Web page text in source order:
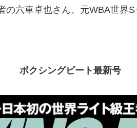
六車卓也さん、元WBA世界
ボクシングビート最新号